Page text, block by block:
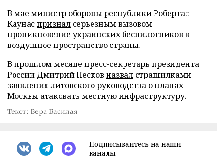
В мае министр обороны республики Робертас
Каунаспризнал серьезным вызовом
проникновение украинских беспилотников в
воздушное пространство страны.
В прошлом месяце пресс-секретарь президента
России Дмитрий Песков назвал страшилками
заявления литовского руководства о планах
Москвы атаковать местную инфраструктуру.
Текст: Вера Басилая
Подписывайтесь на наши
каналы